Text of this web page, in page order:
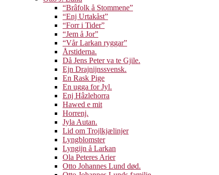
“Brâfolk å Stommene”
“Enj Urtakåst”
“Forr i Tider”
“Jem å Jor”
“Vår Larkan ryggar”
Årstiderna.
Då Jens Peter va te Gjile.
Ejn Drajnijnssvensk.
En Rask Pige
En ugga for Jyl.
Enj Hâzlehorra
Hawed e mit
Horrenj.
Jyla Autan.
Lid om Trojlkjælinjer
Lyngblomster
Lyngijn å Larkan
Ola Peteres Arier
Otto Johannes Lund død.